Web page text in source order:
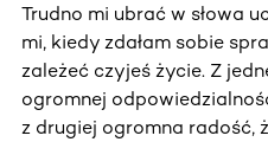
Trudno mi ubrać w słowa
mi, kiedy zdałam sobie
zależeć czyjeś życie. Z
ogromnej
z drugiej ogromna radość,